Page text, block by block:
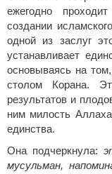
ежегодно
создании
одной из заслуг
устанавливает
основываясь на
столом Корана.
результатов и
ним милость
единства.
Она подчеркнула:
мусульман,